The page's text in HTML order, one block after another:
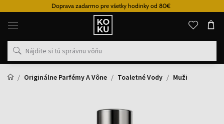
Doprava zadarmo pre všetky hodinky od 80€
Originálne
parfémy
hodinky
na
mieste
Originálne Parfémy A Vône
Toaletné Vody Muži